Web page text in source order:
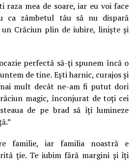
raza mea de soare, iar eu voi face
ca zâmbetul tău să nu dispară
Crăciun plin de iubire, liniște și
perfectă să-ți spunem încă o
de tine. Ești harnic, curajos și
mult decât ne-am fi putut dori
magic, înconjurat de toți cei
de pe brad să îți lumineze
familie, iar familia noastră e
ție. Te iubim fără margini și îți